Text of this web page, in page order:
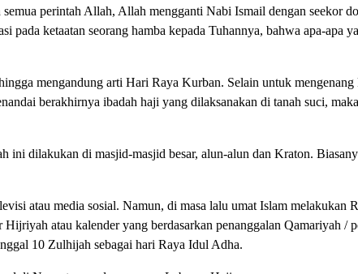
perintah Allah, Allah mengganti Nabi Ismail dengan seekor
pada ketaatan seorang hamba kepada Tuhannya, bahwa apa-apa
mengandung arti Hari Raya Kurban. Selain untuk mengenang
berakhirnya ibadah haji yang dilaksanakan di tanah suci,
ini dilakukan di masjid-masjid besar, alun-alun dan Kraton.
atau media sosial. Namun, di masa lalu umat Islam melakukan
atau kalender yang berdasarkan penanggalan Qamariyah /
10 Zulhijah sebagai hari Raya Idul Adha.